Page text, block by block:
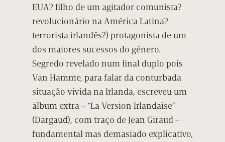
EUA? filho de um agitador comunista?
revolucionário na América Latina?
terrorista irlandês?) protagonista de um
dos maiores sucessos do género.
Segredo revelado num final duplo pois
Van Hamme, para falar da conturbada
situação vivida na Irlanda, escreveu um
álbum extra – “La Version Irlandaise”
(Dargaud), com traço de Jean Giraud –
fundamental mas demasiado explicativo,